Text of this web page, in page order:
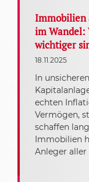
Immobilien
im Wandel:
wichtiger
18.11.2025
In
echten
Vermögen,
schaffen
Immobilien
Anleger aller